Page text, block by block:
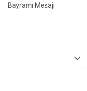
Bayramı Mesajı